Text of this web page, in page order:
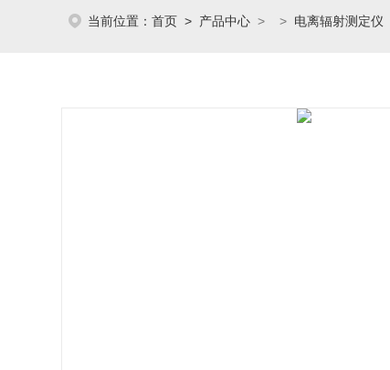
当前位置： 首页 > 产品中心 > > 电离辐射测定仪